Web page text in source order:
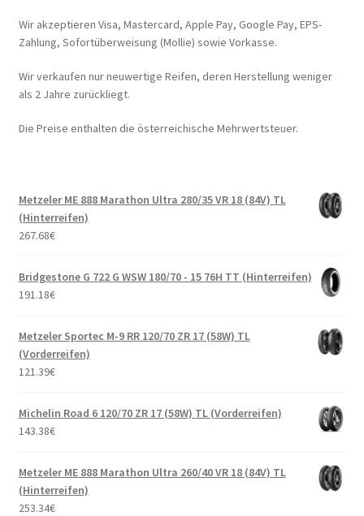
Wir akzeptieren Visa, Mastercard, Apple Pay, Google Pay, EPS-
Zahlung, Sofortüberweisung (Mollie) sowie Vorkasse.
Wir verkaufen nur neuwertige Reifen, deren Herstellung weniger
als 2 Jahre zurückliegt.
Die Preise enthalten die österreichische Mehrwertsteuer.
Metzeler ME 888 Marathon Ultra 280/35 VR 18 (84V) TL
(Hinterreifen)
267.68€
Bridgestone G 722 G WSW 180/70 - 15 76H TT (Hinterreifen)
191.18€
Metzeler Sportec M-9 RR 120/70 ZR 17 (58W) TL
(Vorderreifen)
121.39€
Michelin Road 6 120/70 ZR 17 (58W) TL (Vorderreifen)
143.38€
Metzeler ME 888 Marathon Ultra 260/40 VR 18 (84V) TL
(Hinterreifen)
253.34€